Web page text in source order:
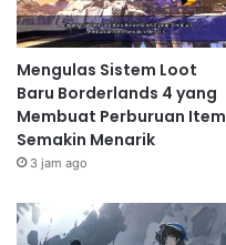
Mengulas Sistem Loot
Baru Borderlands 4 yang
Membuat Perburuan Item
Semakin Menarik
3 jam ago